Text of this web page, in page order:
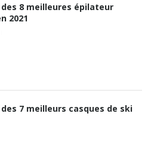
8 meilleures épilateur
2021
7 meilleurs casques de ski